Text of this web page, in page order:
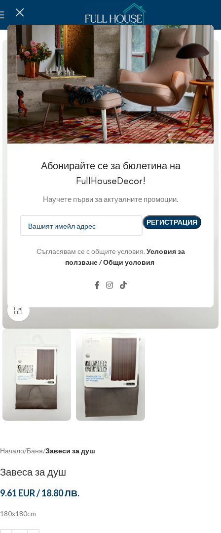
Абонирайте се за бюлетина на
FullHouseDecor!
Научете първи за актуалните промоции.
Съгласявам се с общите условия. Условия за
ползване / Общи условия
Click to enlarge
Начало Баня Завеси за душ
Завеса за душ
9.61 EUR/18.80 ЛВ.
180x180cm